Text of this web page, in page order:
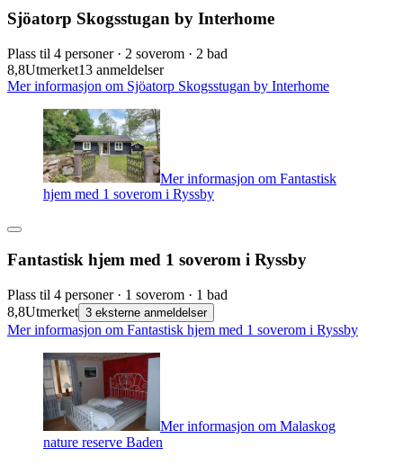
Sjöatorp Skogsstugan by Interhome
Plass til 4 personer · 2 soverom · 2 bad
8,8Utmerket13 anmeldelser
Mer informasjon om Sjöatorp Skogsstugan by Interhome
Mer informasjon om Fantastisk
hjem med 1 soverom i Ryssby
Fantastisk hjem med 1 soverom i Ryssby
Plass til 4 personer · 1 soverom · 1 bad
8,8Utmerket 3 eksterne anmeldelser
Mer informasjon om Fantastisk hjem med 1 soverom i Ryssby
Mer informasjon om Malaskog
nature reserve Baden